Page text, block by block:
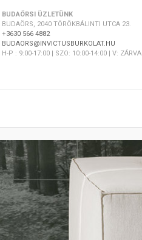
BUDAÖRSI ÜZLETÜNK
BUDAÖRS, 2040 TÖRÖKBÁLINTI UTCA 23.
+3630 566 4882
BUDAORS@INVICTUSBURKOLAT.HU
H-P : 9:00-17:00 | SZO: 10:00-14:00 | V: ZÁRVA